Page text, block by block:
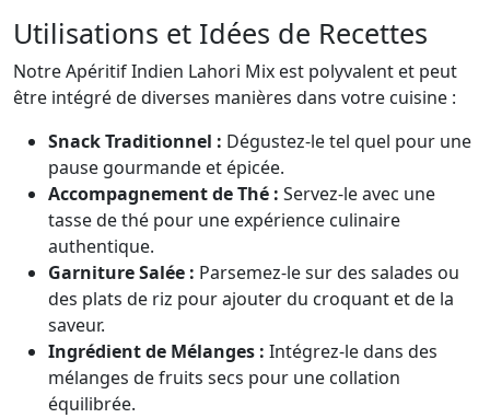
Utilisations et Idées de Recettes
Notre Apéritif Indien Lahori Mix est polyvalent et peut
être intégré de diverses manières dans votre cuisine :
Snack Traditionnel : Dégustez-le tel quel pour une
pause gourmande et épicée.
Accompagnement de Thé : Servez-le avec une
tasse de thé pour une expérience culinaire
authentique.
Garniture Salée : Parsemez-le sur des salades ou
des plats de riz pour ajouter du croquant et de la
saveur.
Ingrédient de Mélanges : Intégrez-le dans des
mélanges de fruits secs pour une collation
équilibrée.